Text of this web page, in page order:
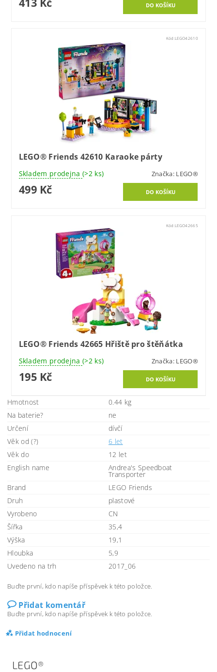
Kód:LEGO42610
LEGO® Friends 42610 Karaoke párty
Skladem prodejna (>2 ks) Značka: LEGO®
499 Kč
Kód:LEGO42665
LEGO® Friends 42665 Hřiště pro štěňátka
Skladem prodejna (>2 ks) Značka: LEGO®
195 Kč
Hmotnost
0.44 kg
Na baterie?
ne
Určení
dívčí
Věk od (?)
6 let
Věk do
12 let
English name
Andrea's Speedboat
Transporter
Brand
LEGO Friends
Druh
plastové
Vyrobeno
CN
Šířka
35,4
Výška
19,1
Hloubka
5,9
Uvedeno na trh
2017_06
Buďte první, kdo napíše příspěvek k této položce.
Přidat komentář
Buďte první, kdo napíše příspěvek k této položce.
Přidat hodnocení
LEGO®